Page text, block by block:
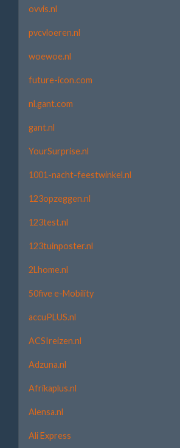
ovvis.nl
pvcvloeren.nl
woewoe.nl
future-icon.com
nl.gant.com
gant.nl
YourSurprise.nl
1001-nacht-feestwinkel.nl
123opzeggen.nl
123test.nl
123tuinposter.nl
2Lhome.nl
50five e-Mobility
accuPLUS.nl
ACSIreizen.nl
Adzuna.nl
Afrikaplus.nl
Alensa.nl
Ali Express